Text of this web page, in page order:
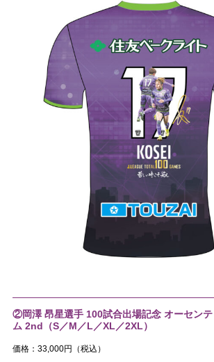
②岡澤 昂星選手 100試合出場記念 オーセン
ム 2nd（S／M／L／XL／2XL）
価格：33,000円（税込）